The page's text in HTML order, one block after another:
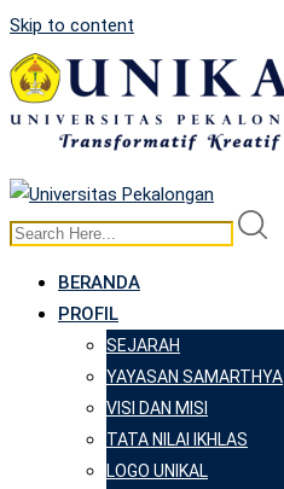
Skip to content
BERANDA
PROFIL
SEJARAH
YAYASAN SAMARTHYA
VISI DAN MISI
TATA NILAI IKHLAS
LOGO UNIKAL